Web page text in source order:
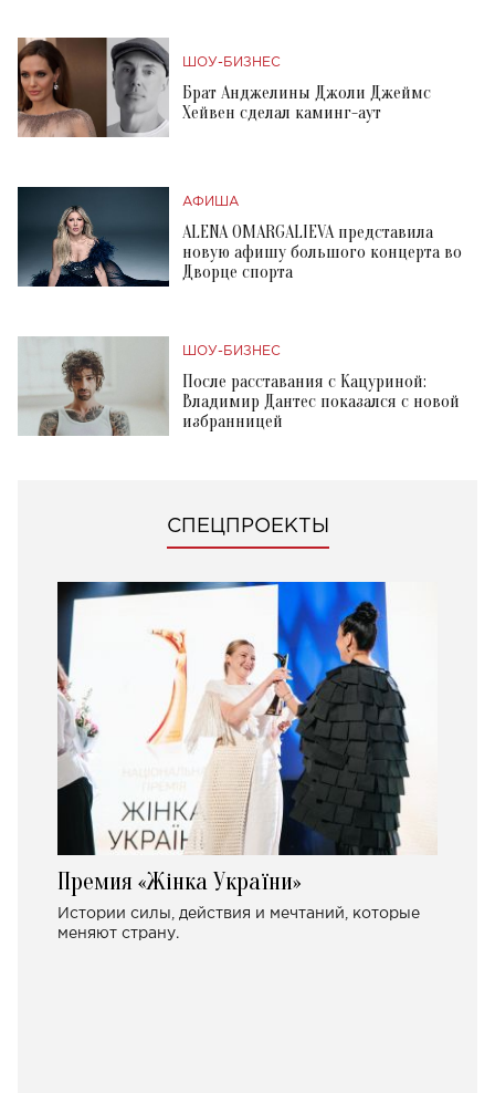
ШОУ-БИЗНЕС
Брат Анджелины Джоли Джеймс
Хейвен сделал каминг-аут
АФИША
ALENA OMARGALIEVA представила
новую афишу большого концерта во
Дворце спорта
ШОУ-БИЗНЕС
После расставания с Кацуриной:
Владимир Дантес показался с новой
избранницей
СПЕЦПРОЕКТЫ
Премия «Жінка України»
Истории силы, действия и мечтаний, которые
меняют страну.